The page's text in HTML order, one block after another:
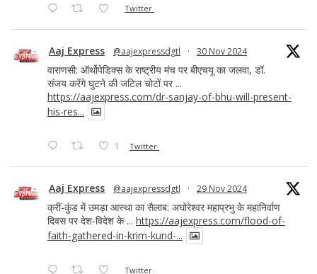
Twitter
Aaj Express @aajexpressdgtl · 30 Nov 2024
वाराणसी: ऑर्थोपेडिक्स के राष्ट्रीय मंच पर बीएचयू का जलवा, डॉ.
संजय करेंगे घुटने की जटिल चोटों पर ...
https://aajexpress.com/dr-sanjay-of-bhu-will-present-
his-res...
1 Twitter
Aaj Express @aajexpressdgtl · 29 Nov 2024
क्रीं-कुंड में उमड़ा आस्था का सैलाब: अघोरेश्वर महाप्रभु के महानिर्वाण
दिवस पर देश-विदेश के ... https://aajexpress.com/flood-of-
faith-gathered-in-krim-kund-...
Twitter